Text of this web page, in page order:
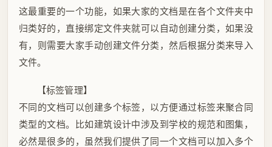
这最重要的一个功能，如果大家的文档是在各个文件夹中
归类好的，直接绑定文件夹就可以自动创建分类，如果没
有，则需要大家手动创建文件分类，然后根据分类来导入
文件。
【标签管理】
不同的文档可以创建多个标签，以方便通过标签来聚合同
类型的文档。比如建筑设计中涉及到学校的规范和图集，
必然是很多的，虽然我们提供了同一个文档可以加入多个